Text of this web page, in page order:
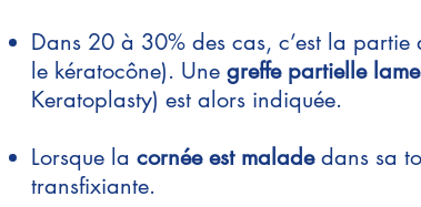
Dans 20 à 30% des cas, c’est la
le kératocône). Une greffe partielle
Keratoplasty) est alors indiquée.
Lorsque la cornée est maladedans sa
transfixiante.